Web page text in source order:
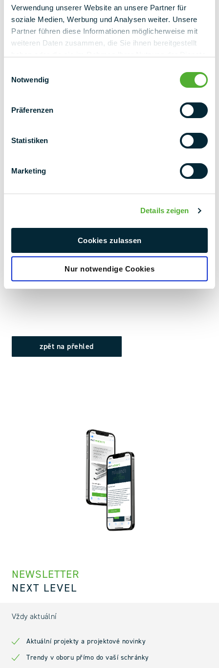
Verwendung unserer Website an unsere Partner für
soziale Medien, Werbung und Analysen weiter. Unsere
Partner führen diese Informationen möglicherweise mit
weiteren Daten zusammen, die Sie ihnen bereitgestellt
Notwendig
Präferenzen
Statistiken
Marketing
Details zeigen
Cookies zulassen
Nur notwendige Cookies
PMT EVO 2.1 Není náhodou, že naše řešení PMT EVO 2.0
a PMT X118 získala všeobecné technické schválení. Tímto
způsobem pomáháme zajistit, aby se toto odvětví mohlo i
nadále rozvíjet udržitelným směrem.
VAŠE KONTAKTNÍ OSOBA
+ 49 (0) 9225 95500
k.gross@pmt.solutions
Kontaktujte nás nyní
zpět na přehled
NEWSLETTER
NEXT LEVEL
Vždy aktuální
Aktuální projekty a projektové novinky
Trendy v oboru přímo do vaší schránky